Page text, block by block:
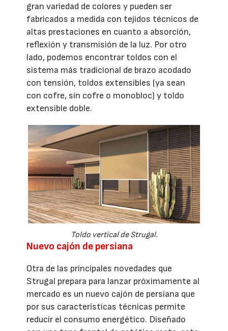
gran variedad de colores y pueden ser
fabricados a medida con tejidos técnicos de
altas prestaciones en cuanto a absorción,
reflexión y transmisión de la luz. Por otro
lado, podemos encontrar toldos con el
sistema más tradicional de brazo acodado
con tensión, toldos extensibles (ya sean
con cofre, sin cofre o monobloc) y toldo
extensible doble.
Toldo vertical de Strugal.
Nuevo cajón de persiana
Otra de las principales novedades que
Strugal prepara para lanzar próximamente al
mercado es un nuevo cajón de persiana que
por sus características técnicas permite
reducir el consumo energético. Diseñado